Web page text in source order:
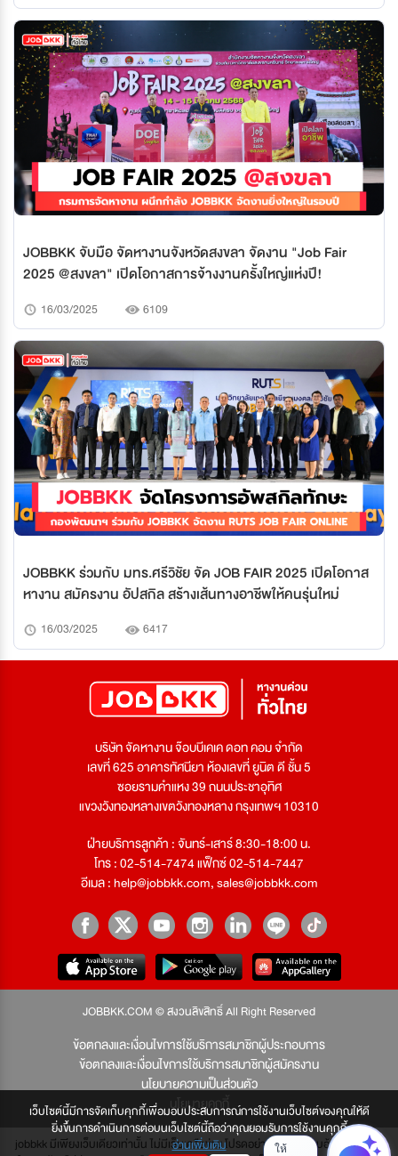
เว็บไซต์นี้มีการจัดเก็บคุกกี้เพื่อมอบประสบการณ์การใช้งานเว็บไซต์ของคุณให้ดี
ยิ่งขึ้นการดำเนินการต่อบนเว็บไซต์นี้ถือว่าคุณยอมรับการใช้งานคุกกี้
อ่านเพิ่มเติม
JOBBKK จับมือ จัดหางานจังหวัดสงขลา จัดงาน "Job Fair
2025 @สงขลา" เปิดโอกาสการจ้างงานครั้งใหญ่แห่งปี!
16/03/2025 6109
JOBBKK ร่วมกับ มทร.ศรีวิชัย จัด JOB FAIR 2025 เปิดโอกาส
หางาน สมัครงาน อัปสกิล สร้างเส้นทางอาชีพให้คนรุ่นใหม่
16/03/2025 6417
บริษัท จัดหางาน จ๊อบบีเคเค ดอท คอม จำกัด
เลขที่ 625 อาคารทัศนียา ห้องเลขที่ ยูนิต ดี ชั้น 5
ซอยรามคำแหง 39 ถนนประชาอุทิศ
แขวงวังทองหลางเขตวังทองหลาง กรุงเทพฯ 10310
ฝ่ายบริการลูกค้า : จันทร์-เสาร์ 8:30-18:00 น.
โทร : 02-514-7474 แฟ็กซ์ 02-514-7447
อีเมล :help@jobbkk.com,sales@jobbkk.com
JOBBKK.COM © สงวนลิขสิทธิ์ All Right Reserved
ข้อตกลงและเงื่อนไขการใช้บริการสมาชิกผู้ประกอบการ
ข้อตกลงและเงื่อนไขการใช้บริการสมาชิกผู้สมัครงาน
นโยบายความเป็นส่วนตัว
นโยบายคุกกี้
jobbkk มีเพียงเว็บเดียวเท่านั้น ไม่มีเว็บเครือข่าย โปรดอย่าหลงเชื่อผู้แอบอ้าง และหากผู้